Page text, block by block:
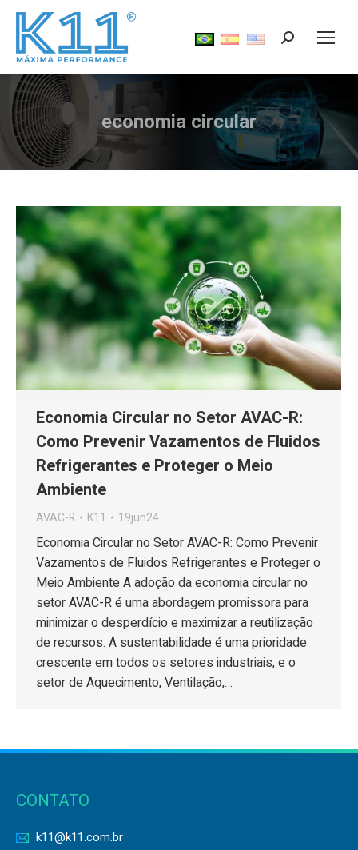
Search:
economia circular
Você está aqui:
Economia Circular no Setor AVAC-R:
Como Prevenir Vazamentos de Fluidos
Refrigerantes e Proteger o Meio
Ambiente
AVAC-R K11 19jun24
Economia Circular no Setor AVAC-R: Como Prevenir
Vazamentos de Fluidos Refrigerantes e Proteger o
Meio Ambiente A adoção da economia circular no
setor AVAC-R é uma abordagem promissora para
minimizar o desperdício e maximizar a reutilização
de recursos. A sustentabilidade é uma prioridade
crescente em todos os setores industriais, e o
setor de Aquecimento, Ventilação,…
CONTATO
k11@k11.com.br